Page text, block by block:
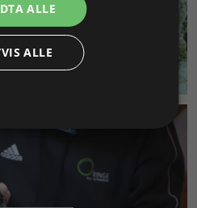
BÆREKRAFT
ALLE
ALLE